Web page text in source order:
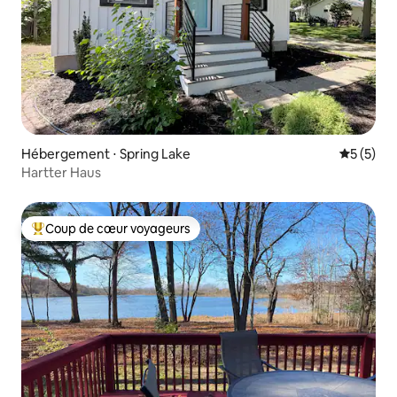
Hébergement ⋅ Spring Lake
5 (5)
Hartter Haus
Coups de cœur voyageurs les plus appréciés
Coup de cœur voyageurs